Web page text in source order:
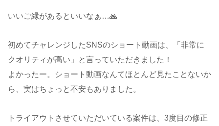
いいご縁があるといいなぁ…🙏
初めてチャレンジしたSNSのショート動画は、「非常に
クオリティが高い」と言っていただきました！
よかったー。ショート動画なんてほとんど見たことないか
ら、実はちょっと不安もありました。
トライアウトさせていただいている案件は、3度目の修正